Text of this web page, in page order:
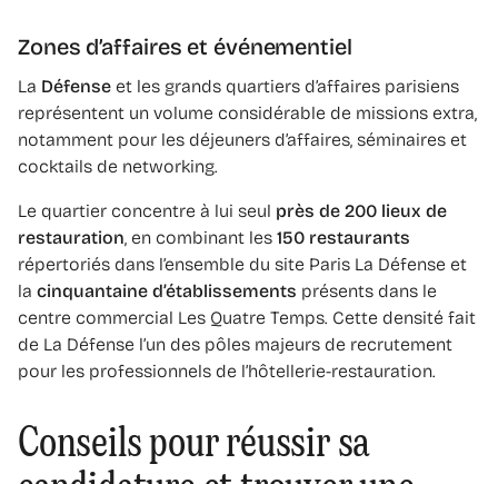
Zones d’affaires et événementiel
La Défense et les grands quartiers d’affaires parisiens
représentent un volume considérable de missions extra,
notamment pour les déjeuners d’affaires, séminaires et
cocktails de networking.
Le quartier concentre à lui seul près de 200 lieux de
restauration , en combinant les 150 restaurants
répertoriés dans l’ensemble du site Paris La Défense et
la cinquantaine d’établissements présents dans le
centre commercial Les Quatre Temps. Cette densité fait
de La Défense l’un des pôles majeurs de recrutement
pour les professionnels de l’hôtellerie-restauration.
Conseils pour réussir sa